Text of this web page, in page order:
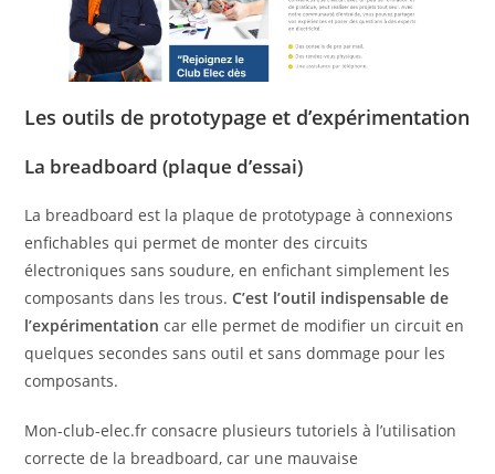
Les outils de prototypage et d’expérimentation
La breadboard (plaque d’essai)
La breadboard est la plaque de prototypage à connexions
enfichables qui permet de monter des circuits
électroniques sans soudure, en enfichant simplement les
composants dans les trous.C’est l’outil indispensable de
l’expérimentation car elle permet de modifier un circuit en
quelques secondes sans outil et sans dommage pour les
composants.
Mon-club-elec.fr consacre plusieurs tutoriels à l’utilisation
correcte de la breadboard, car une mauvaise